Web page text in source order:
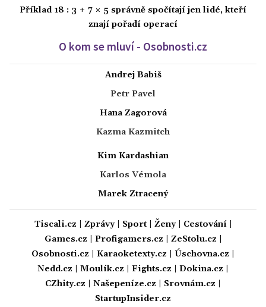
Příklad 18 : 3 + 7 × 5 správně spočítají jen lidé, kteří
znají pořadí operací
O kom se mluví - Osobnosti.cz
Andrej Babiš
Petr Pavel
Hana Zagorová
Kazma Kazmitch
Kim Kardashian
Karlos Vémola
Marek Ztracený
Tiscali.cz Zprávy| Sport| Ženy| Cestování|
Games.cz
Profigamers.cz ZeStolu.cz
Osobnosti.cz
Karaoketexty.cz Úschovna.cz
Nedd.cz
Moulík.cz Fights.cz Dokina.cz
CZhity.cz
Našepeníze.cz Srovnám.cz
StartupInsider.cz